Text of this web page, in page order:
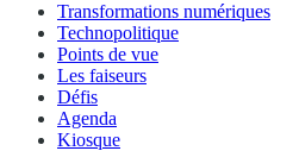
Transformations numériques
Technopolitique
Points de vue
Les faiseurs
Défis
Agenda
Kiosque